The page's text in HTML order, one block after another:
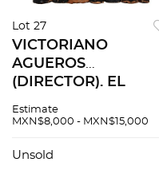
Lot 27
VICTORIANO
AGUEROS
(DIRECTOR). EL
MÉXICO. Años: 1906 -
en pasta dura, lomo
Estimate
MXN$8,000 - MXN$15,000
Unsold